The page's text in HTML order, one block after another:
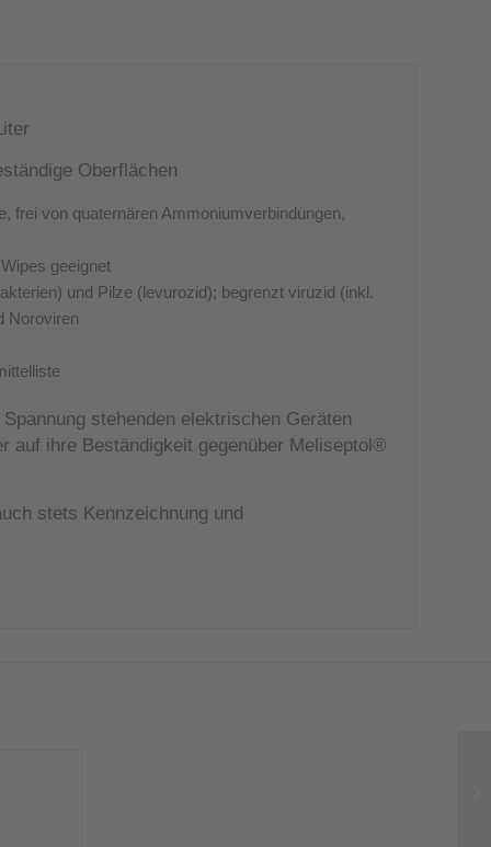
Oberflächen
frei von quaternären Ammoniumverbindungen,
geeignet
und Pilze (levurozid); begrenzt viruzid (inkl.
Noroviren
stehenden elektrischen Geräten
auf ihre Beständigkeit gegenüber Meliseptol®
stets Kennzeichnung und